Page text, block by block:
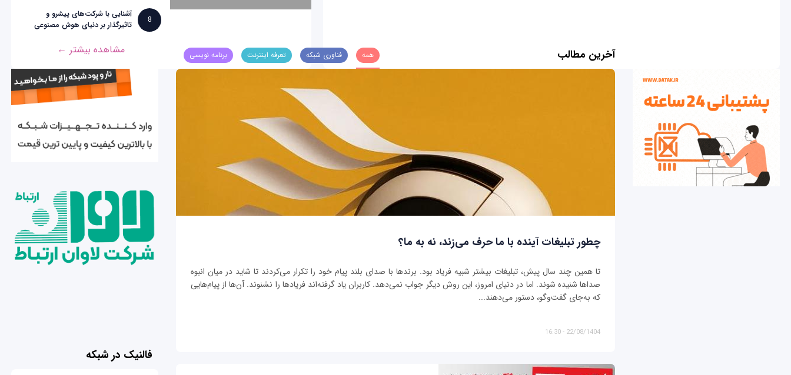
8
آشنایی با شرکت‌های پیشرو و
تاثیرگذار بر دنیای هوش مصنوعی
مشاهده بیشتر ← آخرین مطالب همه فناوری شبکه تعرفه اینترنت برنامه نویسی
چطور تبلیغات آینده با ما حرف می‌زند، نه به ما؟
تا همین چند سال پیش، تبلیغات بیشتر شبیه فریاد بود. برندها با صدای بلند پیام خود را تکرار می‌کردند تا شاید در میان انبوه
صداها شنیده شوند. اما در دنیای امروز، این روش دیگر جواب نمی‌دهد. کاربران یاد گرفته‌اند فریادها را نشنوند. آن‌ها از پیام‌هایی
که به‌جای گفت‌وگو، دستور می‌دهند...
22/08/1404 - 16:30
فالنیک در شبکه